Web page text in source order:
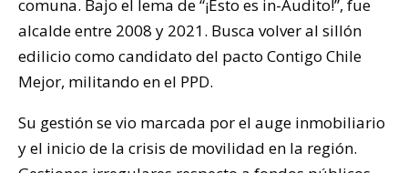
comuna. Bajo el lema de “¡Esto es in-Audito!”, fue
alcalde entre 2008 y 2021. Busca volver al sillón
edilicio como candidato del pacto Contigo Chile
Mejor, militando en el PPD.
Su gestión se vio marcada por el auge inmobiliario
y el inicio de la crisis de movilidad en la región.